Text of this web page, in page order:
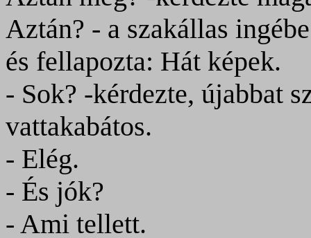
Aztán? - a szakállas
és fellapozta: Hát képek.
- Sok? -kérdezte, újabbat
vattakabátos.
- Elég.
- És jók?
- Ami tellett.